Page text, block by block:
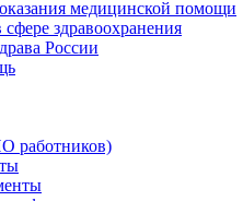
медицинской помощи
здравоохранения
России
работников)